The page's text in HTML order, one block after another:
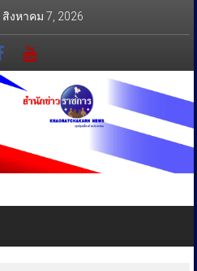
งหาคม 7, 2026